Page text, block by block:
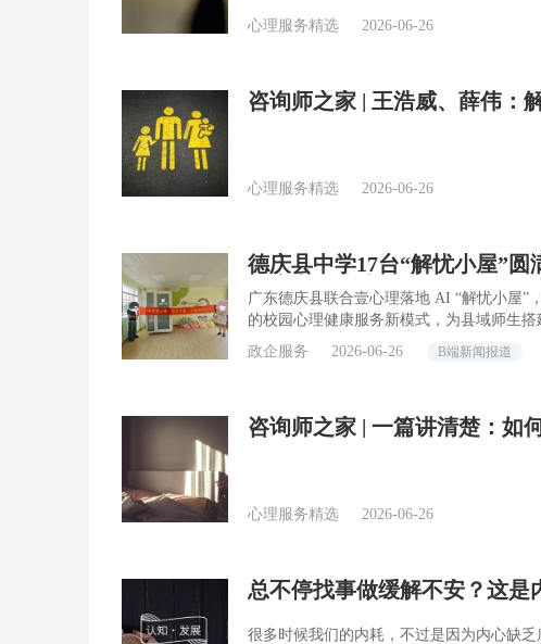
心理服务精选 2026-06-26
咨询师之家 | 王浩威、薛伟：
心理服务精选 2026-06-26
德庆县中学17台“解忧小屋”
健康安全防线
广东德庆县联合壹心理落地 AI “解忧小屋”
的校园心理健康服务新模式，为县域师生搭
政企服务
2026-06-26 B端新闻报道
咨询师之家 | 一篇讲清楚：如
心理服务精选 2026-06-26
总不停找事做缓解不安？这是
很多时候我们的内耗，不过是因为内心缺乏